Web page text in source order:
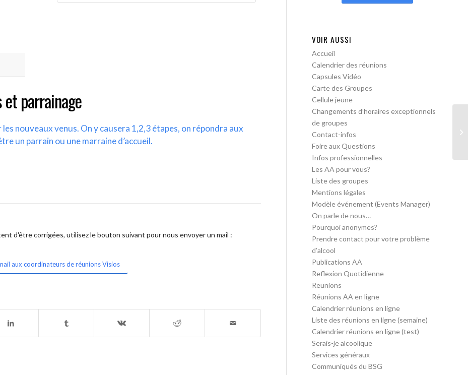
parrainage
nouveaux venus. On y causera 1,2,3 étapes, on répondra aux
un parrain ou une marraine d’accueil.
d'être corrigées, utilisez le bouton suivant pour nous envoyer un mail :
aux coordinateurs de réunions Visios
VOIR AUSSI
Accueil
Calendrier des réunions
Capsules Vidéo
Carte des Groupes
Cellule jeune
Changements d’horaires exceptionnels
de groupes
Contact-infos
Foire aux Questions
Infos professionnelles
Les AA pour vous?
Liste des groupes
Mentions légales
Modèle événement (Events Manager)
On parle de nous…
Pourquoi anonymes?
Prendre contact pour votre problème
d’alcool
Publications AA
Reflexion Quotidienne
Reunions
Réunions AA en ligne
Calendrier réunions en ligne
Liste des réunions en ligne (semaine)
Calendrier réunions en ligne (test)
Serais-je alcoolique
Services généraux
Communiqués du BSG